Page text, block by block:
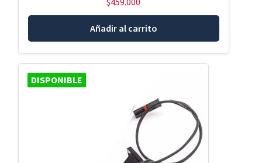
Añadir al carrito
DISPONIBLE